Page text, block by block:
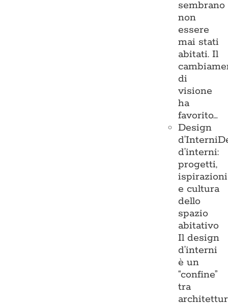
sembrano
non
essere
mai stati
abitati. Il
di
visione
ha
favorito…
Design
d’Interni
d’interni:
progetti,
ispirazioni
e cultura
dello
spazio
abitativo
Il design
d’interni
è un
“confine”
tra